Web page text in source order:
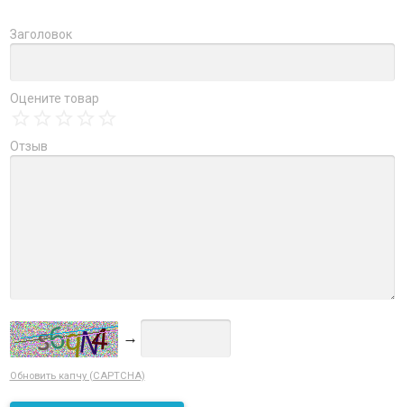
Заголовок
Оцените товар
Отзыв
→
Обновить капчу (CAPTCHA)